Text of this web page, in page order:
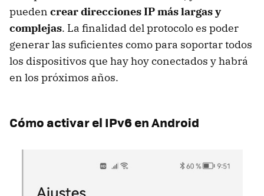
pueden crear direcciones IP más largas y
complejas. La finalidad del protocolo es poder
generar las suficientes como para soportar todos
los dispositivos que hay hoy conectados y habrá
en los próximos años.
Cómo activar el IPv6 en Android